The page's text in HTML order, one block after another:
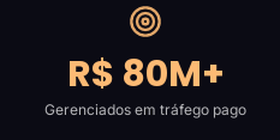
R$ 80M+
Gerenciados em tráfego pago